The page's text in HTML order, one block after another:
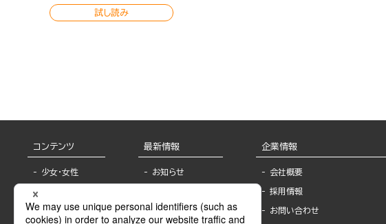
試し読み
コンテンツ
少女・女性
BL
最新情報
お知らせ
報
企業情報
会社概要
採用情報
お問い合わせ